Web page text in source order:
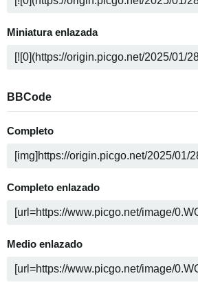
Miniatura enlazada
BBCode
Completo
Completo enlazado
Medio enlazado